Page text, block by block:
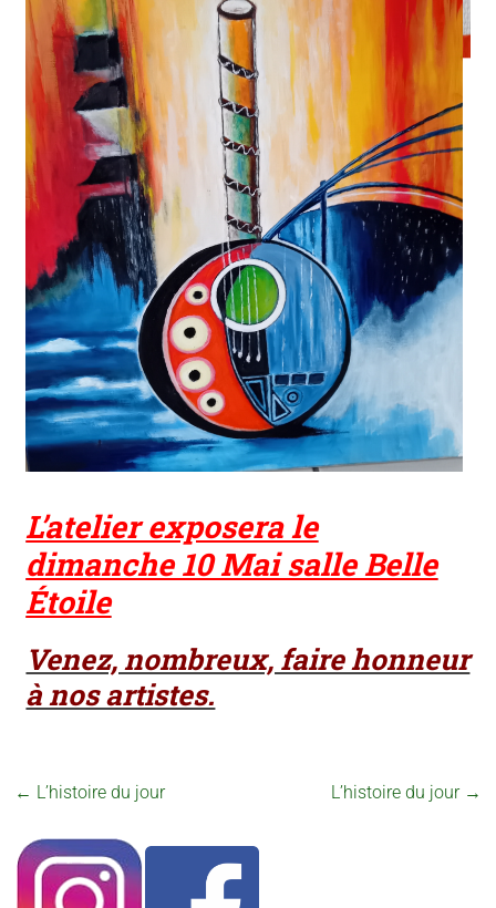
L’atelier exposera le
dimanche 10 Mai salle Belle
Étoile
Venez, nombreux, faire honneur
à nos artistes.
← L’histoire du jour L’histoire du jour →